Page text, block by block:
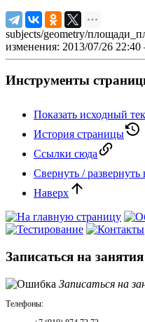
subjects/geometry/
изменения: 2013/07/26
Инструменты
Показать исходный
История страницы
Ссылки сюда
Свернуть / развернуть
Наверх
Записаться на занятия
Записаться на
Телефоны: